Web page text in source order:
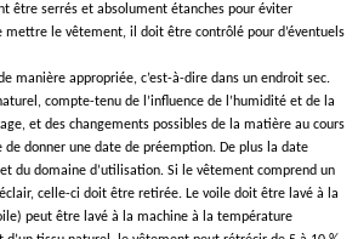
être serrés et absolument étanches pour éviter
mettre le vêtement, il doit être contrôlé pour d’éventuels
manière appropriée, c’est-à-dire dans un endroit sec.
compte-tenu de l’influence de l’humidité et de la
et des changements possibles de la matière au cours
de donner une date de préemption. De plus la date
du domaine d’utilisation. Si le vêtement comprend un
celle-ci doit être retirée. Le voile doit être lavé à la
peut être lavé à la machine à la température